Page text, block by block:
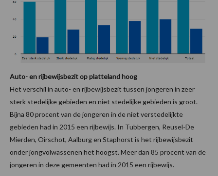
Auto- en rijbewijsbezit op platteland hoog
Het verschil in auto- en rijbewijsbezit tussen jongeren in zeer
sterk stedelijke gebieden en niet stedelijke gebieden is groot.
Bijna 80 procent van de jongeren in de niet verstedelijkte
gebieden had in 2015 een rijbewijs. In Tubbergen, Reusel-De
Mierden, Oirschot, Aalburg en Staphorst is het rijbewijsbezit
onder jongvolwassenen het hoogst. Meer dan 85 procent van de
jongeren in deze gemeenten had in 2015 een rijbewijs.